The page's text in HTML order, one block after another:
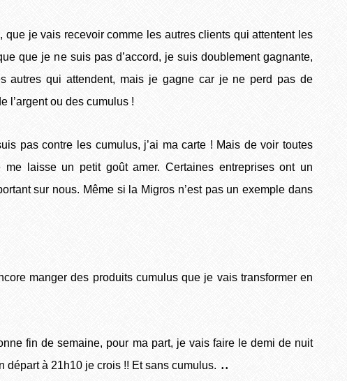
que je vais recevoir comme les autres clients qui attentent les
que je ne suis pas d’accord, je suis doublement gagnante,
autres qui attendent, mais je gagne car je ne perd pas de
l’argent ou des cumulus !
pas contre les cumulus, j’ai ma carte ! Mais de voir toutes
me laisse un petit goût amer. Certaines entreprises ont un
sur nous. Même si la Migros n’est pas un exemple dans
manger des produits cumulus que je vais transformer en
fin de semaine, pour ma part, je vais faire le demi de nuit
départ à 21h10 je crois !! Et sans cumulus. ..